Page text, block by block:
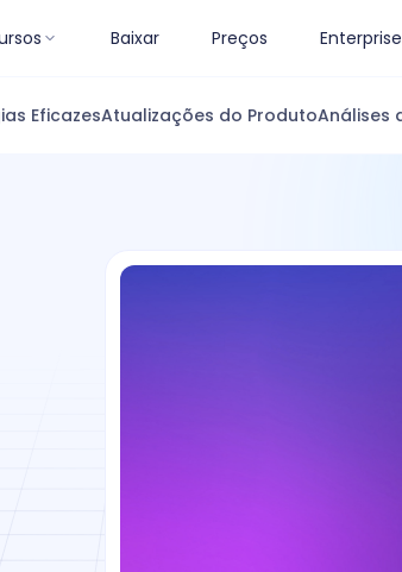
Baixar Preços Enterprise
EficazesAtualizações do ProdutoAnálises